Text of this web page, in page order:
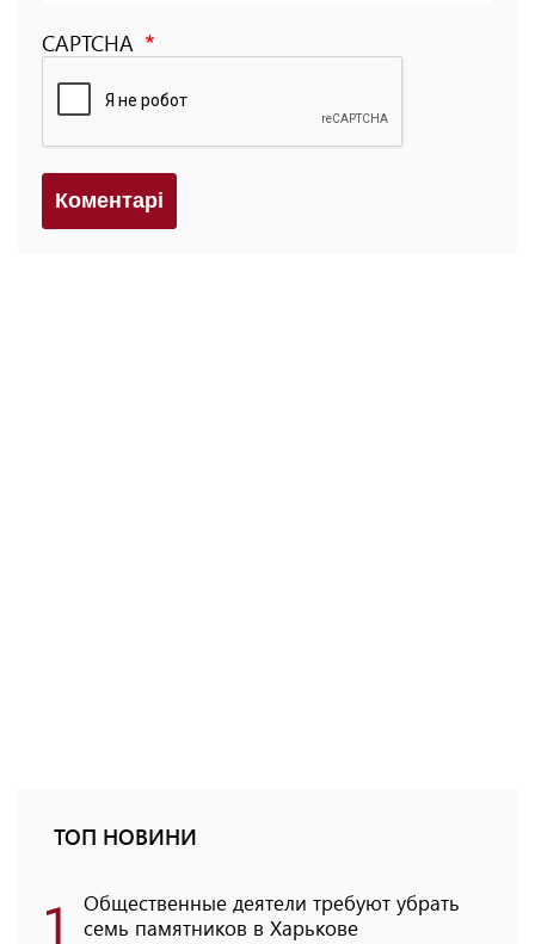
CAPTCHA
Коментарi
ТОП НОВИНИ
1
Общественные деятели требуют убрать
семь памятников в Харькове